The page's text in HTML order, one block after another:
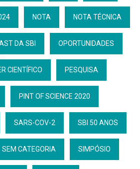
NOTA NOTA TÉCNICA
DA SBI OPORTUNIDADES
CIENTÍFICO PESQUISA
PINT OF SCIENCE 2020
SARS-COV-2 SBI 50 ANOS
SEM CATEGORIA SIMPÓSIO